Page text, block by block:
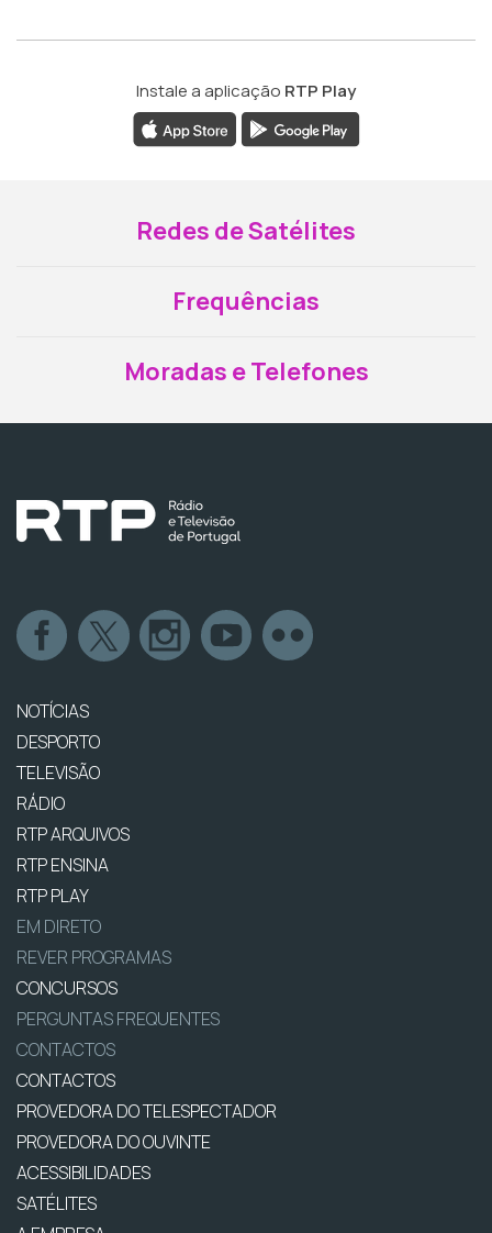
Instale a aplicação RTP Play
Redes de Satélites
Frequências
Moradas e Telefones
NOTÍCIAS
DESPORTO
TELEVISÃO
RÁDIO
RTP ARQUIVOS
RTP ENSINA
RTP PLAY
EM DIRETO
REVER PROGRAMAS
CONCURSOS
PERGUNTAS FREQUENTES
CONTACTOS
CONTACTOS
PROVEDORA DO TELESPECTADOR
PROVEDORA DO OUVINTE
ACESSIBILIDADES
SATÉLITES